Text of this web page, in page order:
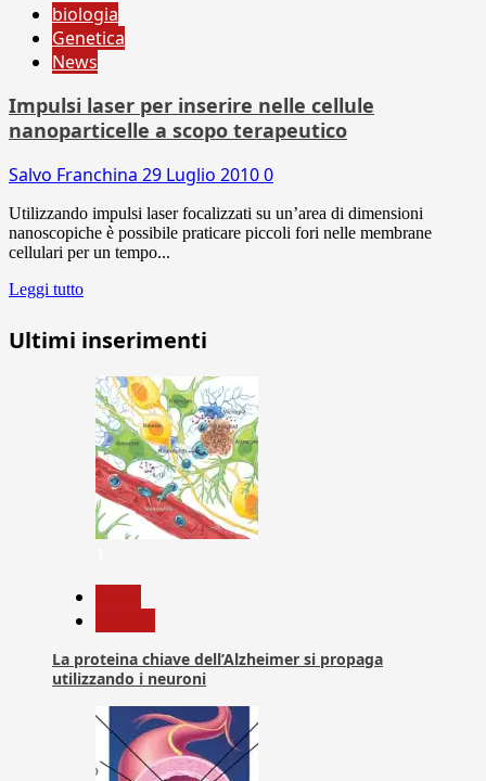
biologia
Genetica
News
Impulsi laser per inserire nelle cellule
nanoparticelle a scopo terapeutico
Salvo Franchina 29 Luglio 20100
Utilizzando impulsi laser focalizzati su un’area di dimensioni
nanoscopiche è possibile praticare piccoli fori nelle membrane
cellulari per un tempo...
Leggi tutto
Ultimi inserimenti
La proteina chiave dell’Alzheimer si propaga
utilizzando i neuroni